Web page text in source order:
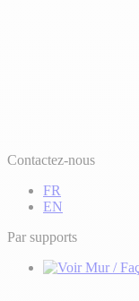
Contactez-nous
FR
EN
Par supports